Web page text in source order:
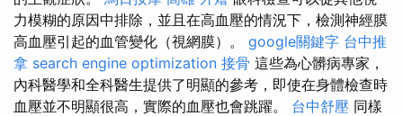
力模糊的原因中排除，並且在高血壓的情況下，檢測神經膜
高血壓引起的血管變化（視網膜）。 google關鍵字 台中推
拿 search engine optimization 接骨 這些為心髒病專家，
內科醫學和全科醫生提供了明顯的參考，即使在身體檢查時
血壓並不明顯很高，實際的血壓也會跳躍。 台中舒壓 同樣